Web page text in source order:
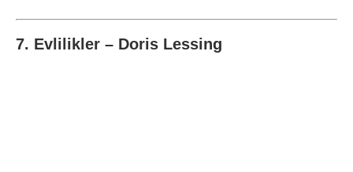
7. Evlilikler – Doris Lessing